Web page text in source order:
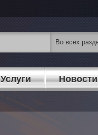
Услуги Новости